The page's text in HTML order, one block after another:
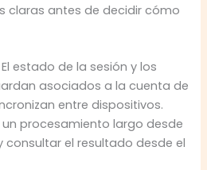
claras antes de decidir cómo
estado de la sesión y los
asociados a la cuenta de
entre dispositivos.
un procesamiento largo desde
consultar el resultado desde el